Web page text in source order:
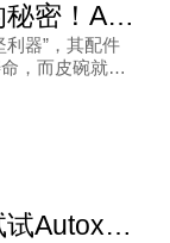
液压破碎锤高效运转的秘密！Autox TOR-55皮碗实力护航
器”，其配件
，而皮碗就是
绍的是Autox
液压破碎锤老漏液？试试Autox HM-720皮碗，密封耐用性直接拉满！